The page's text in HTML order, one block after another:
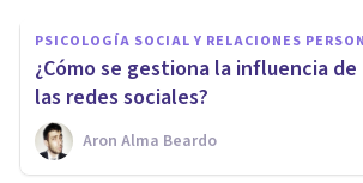
PSICOLOGÍA SOCIAL Y RELACIONES
​¿Cómo se gestiona la influencia
las redes sociales?
Aron Alma Beardo